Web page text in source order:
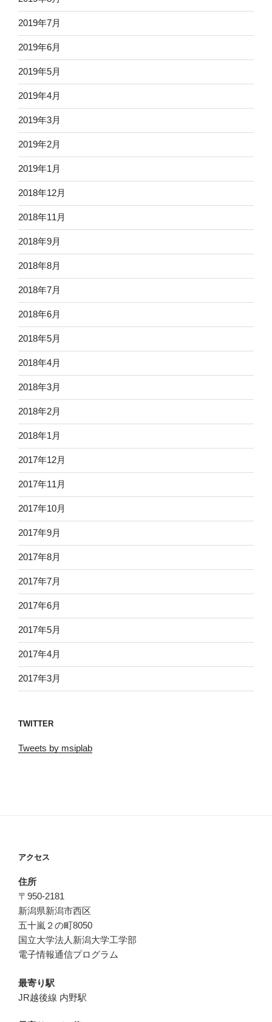
2019年7月
2019年6月
2019年5月
2019年4月
2019年3月
2019年2月
2019年1月
2018年12月
2018年11月
2018年9月
2018年8月
2018年7月
2018年6月
2018年5月
2018年4月
2018年3月
2018年2月
2018年1月
2017年12月
2017年11月
2017年10月
2017年9月
2017年8月
2017年7月
2017年6月
2017年5月
2017年4月
2017年3月
TWITTER
Tweets by msiplab
アクセス
住所
〒950-2181
新潟県新潟市西区
五十嵐２の町8050
国立大学法人新潟大学工学部
電子情報通信プログラム
最寄り駅
JR越後線 内野駅